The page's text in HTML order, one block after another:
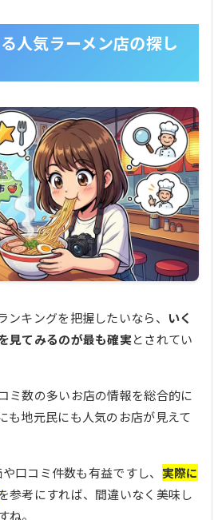
人気ラーメン店の探し
ンキングを把握したいなら、 いく
見てみるのが最も確実とされてい
ミ数の多いお店の情報を総合的に
も地元民にも人気のお店が見えて
口コミ件数も有益ですし、 実際に
参考にすれば、間違いなく美味し
ね。